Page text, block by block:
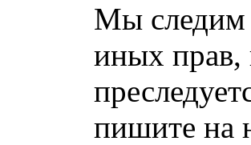
Мы следим
иных прав,
пишите на